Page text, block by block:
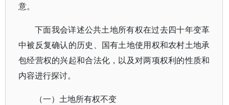
意。
下面我会详述公共土地所有权在过去四十年变革
中被反复确认的历史、国有土地使用权和农村土地承
包经营权的兴起和合法化，以及对两项权利的性质和
内容进行探讨。
（一）土地所有权不变